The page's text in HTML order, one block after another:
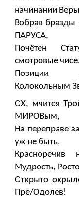
начинании
Вобрав бразды
ПАРУСА,
Почётен
смотровые
Позиции
Колокольным
ОХ, мчится
МИРОВым,
На переправе
уж не быть,
Мудрость,
Открыто
Пре/Одолев!